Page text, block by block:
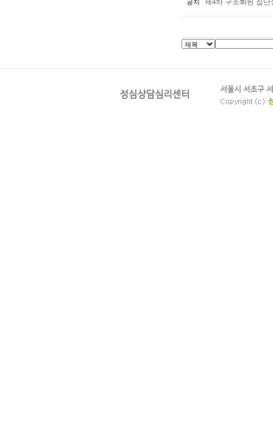
공지 제4차 구조화된 집